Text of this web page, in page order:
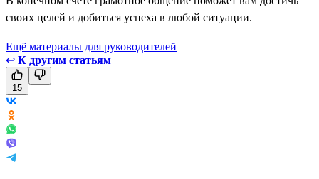
своих целей и добиться успеха в любой ситуации.
Ещё материалы для руководителей
↩ К другим статьям
15